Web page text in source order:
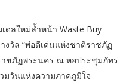
ดลใหม่ล้ำหน้า Waste Buy
งวัล “พ่อดีเด่นแห่งชาติราชภัฏ
าชภัฏพระนคร ณ หอประชุมภัทร
วันแห่งความภาคภูมิใจ